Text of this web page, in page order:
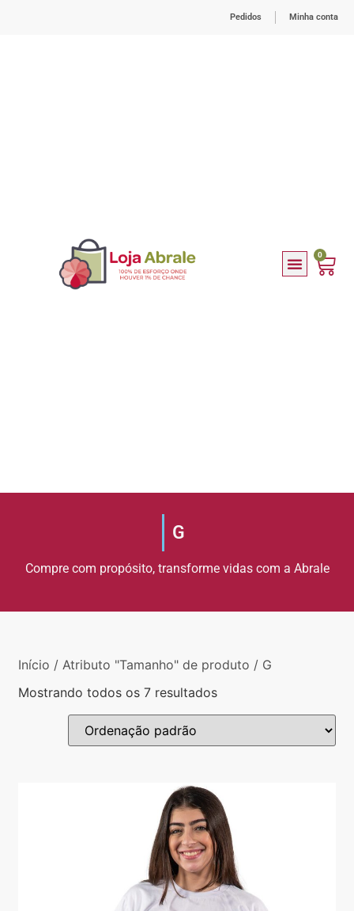
Pedidos Minha conta
0
G
Compre com propósito, transforme vidas com a Abrale
Início / Atributo "Tamanho" de produto / G
Mostrando todos os 7 resultados